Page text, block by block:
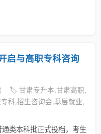
启与高职专科咨询
🏷️ 甘肃专升本,甘肃高职,
科,招生咨询会,基层就业,
类本科批正式投档，考生